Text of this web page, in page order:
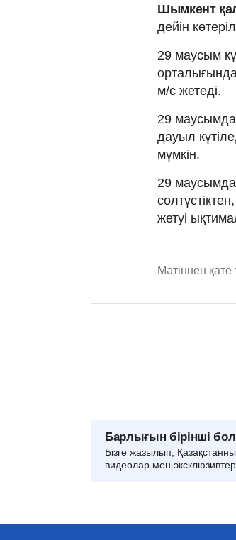
Шымкент
дейін
29 маусым
м/с жетеді.
29 маусымда
дауыл
мүмкін.
29 маусымда
жетуі
Мәтіннен қате
Барлығын бірінші
Бізге жазылып,
видеолар мен